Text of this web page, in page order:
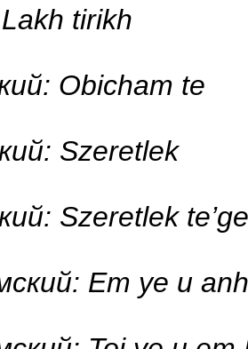
tirikh
Obicham te
Szeretlek
Szeretlek
Em ye u